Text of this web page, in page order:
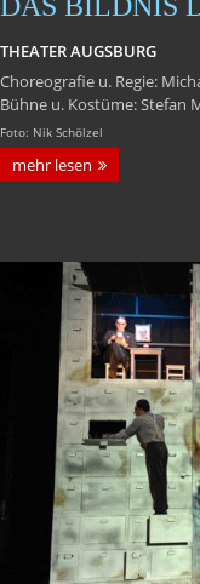
THEATER AUGSBURG
Choreografie u. Regie:
Bühne u. Kostüme: Stefan
Foto: Nik Schölzel
mehr lesen